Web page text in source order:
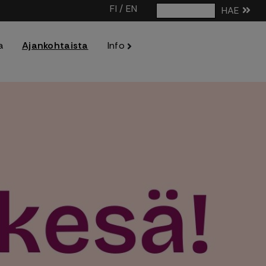
FI / EN HAE
Ajankohtaista Info